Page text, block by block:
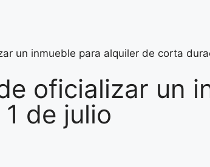
un inmueble para alquiler de corta
oficializar un
de julio